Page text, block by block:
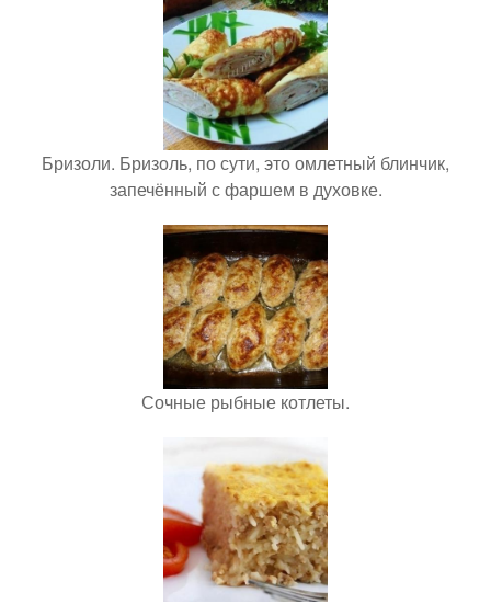
Бризоли. Бризоль, по сути, это омлетный блинчик,
запечённый с фаршем в духовке.
Сочные рыбные котлеты.